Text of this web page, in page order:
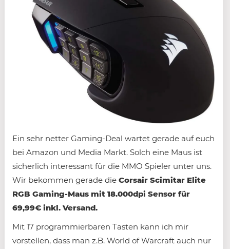
Ein sehr netter Gaming-Deal wartet gerade auf euch
bei Amazon und Media Markt. Solch eine Maus ist
sicherlich interessant für die MMO Spieler unter uns.
Wir bekommen gerade die Corsair Scimitar Elite
RGB Gaming-Maus mit 18.000dpi Sensor für
69,99€ inkl. Versand.
Mit 17 programmierbaren Tasten kann ich mir
vorstellen, dass man z.B. World of Warcraft auch nur